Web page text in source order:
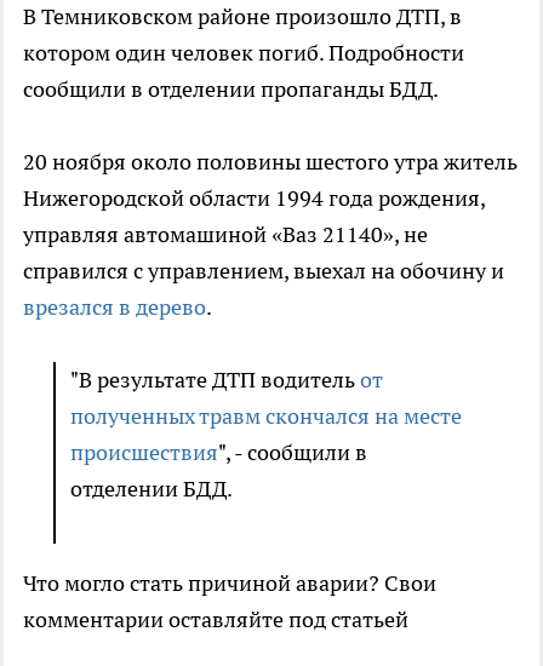
В Темниковском районе произошло ДТП, в
котором один человек погиб. Подробности
сообщили в отделении пропаганды БДД.
20 ноября около половины шестого утра житель
Нижегородской области 1994 года рождения,
управляя автомашиной «Ваз 21140», не
справился с управлением, выехал на обочину и
врезался в дерево.
"В результате ДТП водительот
полученных травм скончался на месте
происшествия", - сообщили в
отделении БДД.
Что могло стать причиной аварии? Свои
комментарии оставляйте под статьей